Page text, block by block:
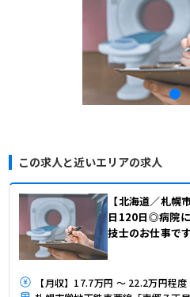
この求人と近いエリアの求人
【北海道／札幌
日120日◎病院
技士のお仕事で
【月収】17.7万円 ～ 22.2万円程